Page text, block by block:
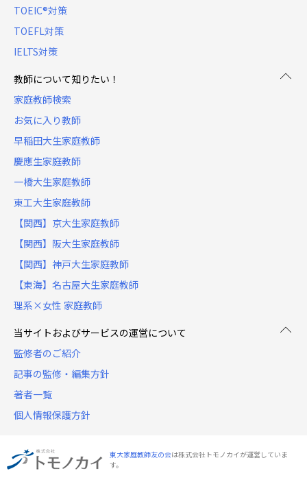
TOEIC®対策
TOEFL対策
IELTS対策
教師について知りたい！
家庭教師検索
お気に入り教師
早稲田大生家庭教師
慶應生家庭教師
一橋大生家庭教師
東工大生家庭教師
【関西】京大生家庭教師
【関西】阪大生家庭教師
【関西】神戸大生家庭教師
【東海】名古屋大生家庭教師
理系×女性 家庭教師
当サイトおよびサービスの運営について
監修者のご紹介
記事の監修・編集方針
著者一覧
個人情報保護方針
東大家庭教師友の会は株式会社トモノカイが運営していま
す。